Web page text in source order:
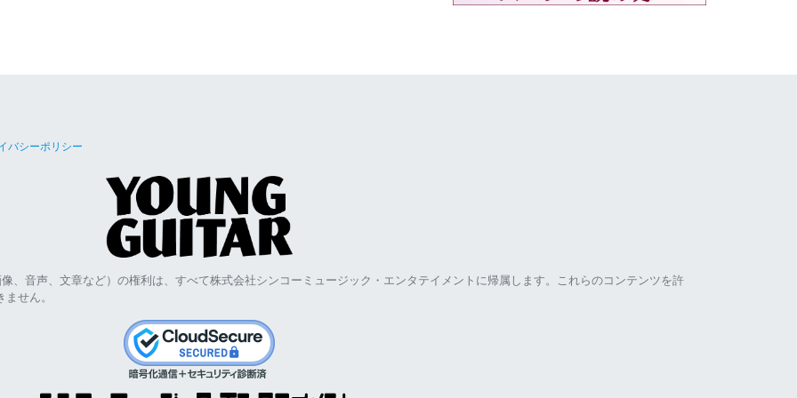
バシーポリシー
、音声、文章など）の権利は、すべて株式会社シンコーミュージック・エンタテイメントに帰属します。これらのコンテンツを許
せん。